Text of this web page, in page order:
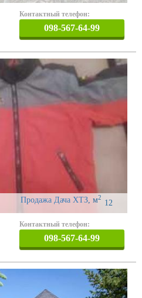
Контактный телефон:
098-567-64-99
Продажа Дача ХТЗ, 12
м2
Контактный телефон:
098-567-64-99